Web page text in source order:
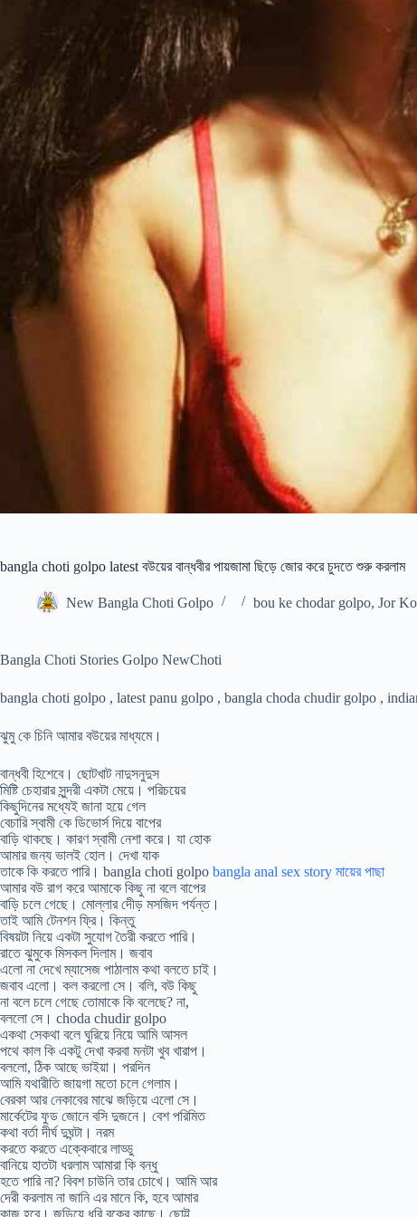
bangla choti golpo latest বউয়ের বান্ধবীর পায়জামা ছিড়ে জোর করে চুদতে শুরু করলাম
New Bangla Choti Golpo bou ke chodar golpo, Jor
Bangla Choti Stories Golpo NewChoti
bangla choti golpo , latest panu golpo , bangla choda chudir golpo ,
ঝুমু কে চিনি আমার বউয়ের মাধ্যমে।
বান্ধবী হিশেবে। ছোটখাট নাদুসনুদুস
মিষ্টি চেহারার সুন্দরী একটা মেয়ে। পরিচয়ের
কিছুদিনের মধ্যেই জানা হয়ে গেল
বেচারি স্বামী কে ডিভোর্স দিয়ে বাপের
বাড়ি থাকছে। কারণ স্বামী নেশা করে। যা হোক
আমার জন্য ভালই হোল। দেখা যাক
তাকে কি করতে পারি। bangla choti golpo bangla anal sex story মায়ের পাছা
আমার বউ রাগ করে আমাকে কিছু না বলে বাপের
বাড়ি চলে গেছে। মোল্লার দেীড় মসজিদ পর্যন্ত।
তাই আমি টেনশন ফ্রি। কিন্তু
বিষয়টা নিয়ে একটা সুযোগ তৈরী করতে পারি।
রাতে ঝুমুকে মিসকল দিলাম। জবাব
এলো না দেখে ম্যাসেজ পাঠালাম কথা বলতে চাই।
জবাব এলো। কল করলো সে। বলি, বউ কিছু
না বলে চলে গেছে তোমাকে কি বলেছে? না,
বললো সে। choda chudir golpo
একথা সেকথা বলে ঘুরিয়ে নিয়ে আমি আসল
পথে কাল কি একটু দেখা করবা মনটা খুব খারাপ।
বললো, ঠিক আছে ভাইয়া। পরদিন
আমি যথারীতি জায়গা মতো চলে গেলাম।
বেরকা আর নেকাবের মাঝে জড়িয়ে এলো সে।
মার্কেটের ফুড জোনে বসি দুজনে। বেশ পরিমিত
কথা বর্তা দীর্ঘ দুঘন্টা। নরম
করতে করতে এক্কেবারে লাড্ডু
বানিয়ে হাতটা ধরলাম আমারা কি বন্ধু
হতে পারি না? বিবশ চাউনি তার চোখে। আমি আর
দেরী করলাম না জানি এর মানে কি, হবে আমার
কাজ হবে। জড়িয়ে ধরি বুকের কাছে। ছোট্ট